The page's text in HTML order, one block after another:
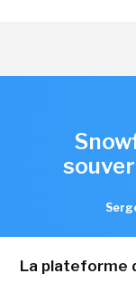
La plateforme